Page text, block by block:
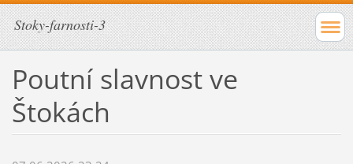
Stoky-farnosti-3
Poutní slavnost ve
Štokách